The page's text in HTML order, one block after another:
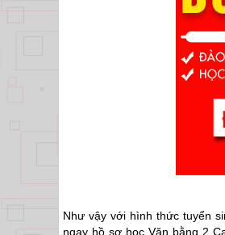
Như vậy với hình thức tuyển
ngay hồ sơ học Văn bằng 2